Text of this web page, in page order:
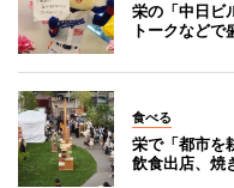
栄の「中日ビ
トークなどで
食べる
栄で「都市を
飲食出店、焼